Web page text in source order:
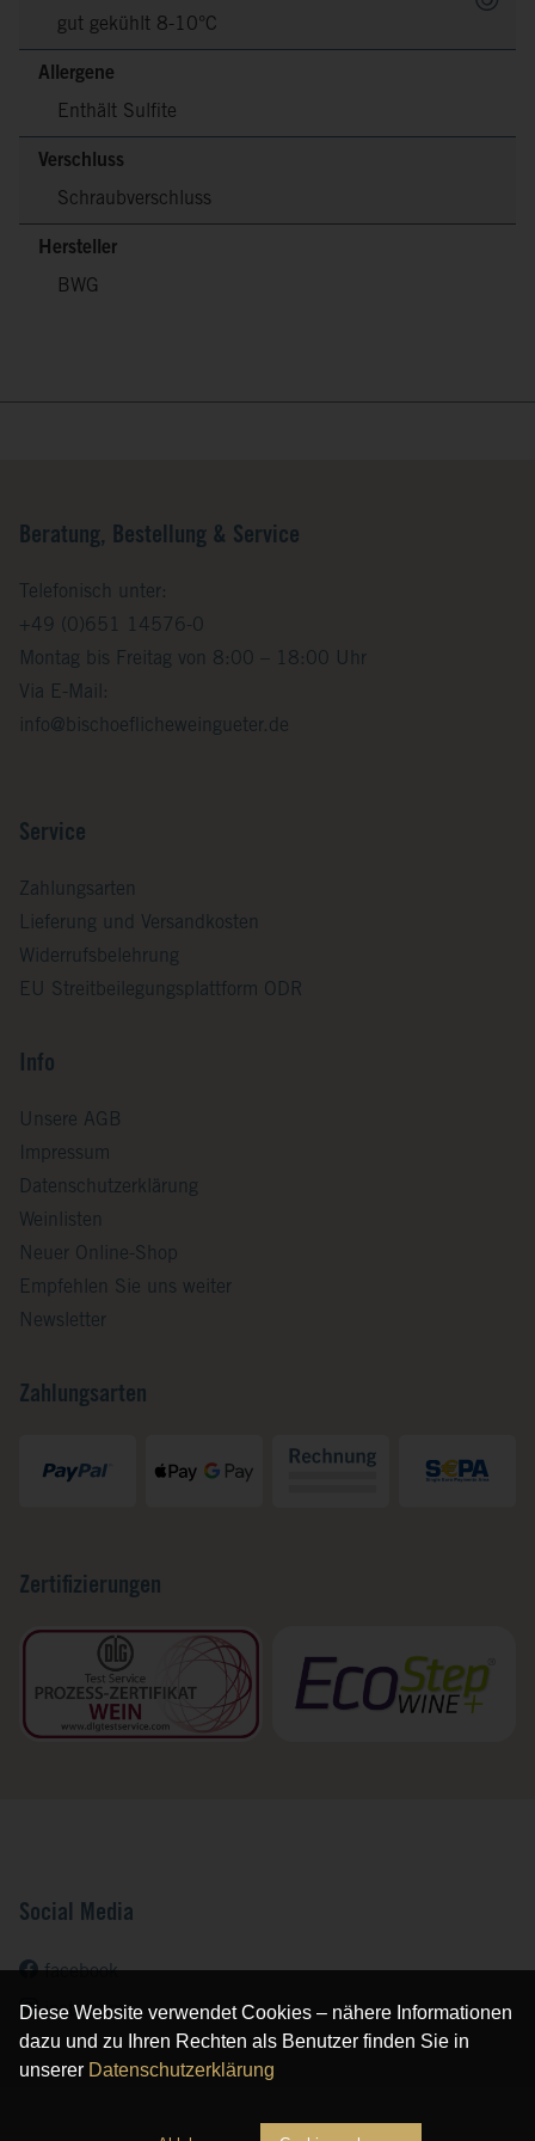
gut gekühlt 8-10°C
Allergene
Enthält Sulfite
Verschluss
Schraubverschluss
Hersteller
BWG
Beratung, Bestellung & Service
Telefonisch unter:
+49 (0)651 14576-0
Montag bis Freitag von 8:00 – 18:00 Uhr
Via E-Mail:
info@bischoeflicheweingueter.de
Service
Zahlungsarten
Lieferung und Versandkosten
Widerrufsbelehrung
EU Streitbeilegungsplattform ODR
Info
Unsere AGB
Impressum
Datenschutzerklärung
Weinlisten
Neuer Online-Shop
Empfehlen Sie uns weiter
Newsletter
Zahlungsarten
Zertifizierungen
Social Media
facebook
instagram
Diese Website verwendet Cookies – nähere Informationen
dazu und zu Ihren Rechten als Benutzer finden Sie in
unserer Datenschutzerklärung